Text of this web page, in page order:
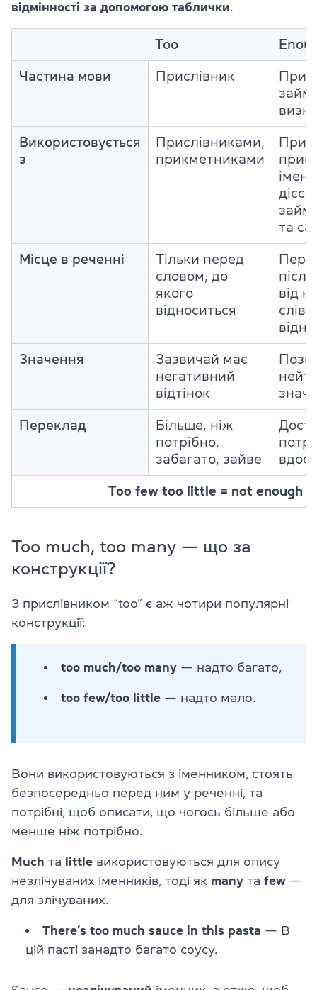
відмінності за допомогою таблички.
Too
Частина мови Прислівник
Використовується
з
Прислівниками,
прикметниками
та
Місце в реченні
Тільки перед
словом, до
якого
відноситься
від
слів,
Значення
Зазвичай має
негативний
відтінок
Переклад
Більше, ніж
потрібно,
забагато, зайве
Too few too little = not enough
Too much, too many — що за
конструкції?
З прислівником “too” є аж чотири популярні
конструкції:
too much/too many — надто багато,
too few/too little — надто мало.
Вони використовуються з іменником, стоять
безпосередньо перед ним у реченні, та
потрібні, щоб описати, що чогось більше або
менше ніж потрібно.
Much та little використовуються для опису
незлічуваних іменників, тоді як many та few —
для злічуваних.
There’s too much sauce in this pasta — В
цій пасті занадто багато соусу.